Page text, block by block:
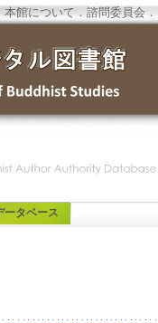
本館について ．諮問委員会 ．
ータベース